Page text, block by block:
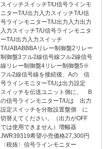
スイッチスイッチT/U信号ラインモ
ニターT/U出力入力スイッチT/U信
号ラインモニターT/U出力入力出力
入力スイッチT/U信号ラインモニタ
ーT/U出力入力スイッチ
T/UABABBBAリレー制御盤2リレー
制御盤3フル2線信号線フル2線信号
線リレー制御盤4リレー制御盤5※
フル2線信号線を接続後、Aの 信
号ラインモニターT/Uは出力設定
スイッチを伝送ユニット側に、 B
の信号ラインモニターT/Uは 出力
設定スイッチを分散設置盤側 に
切替えてください。（出力がOFF
では使用できません）増幅器
JWR39319希望小売価格27,300円
〈税抜〉信号ラインモニター